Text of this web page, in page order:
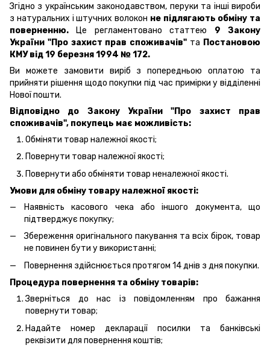
Згідно з українським законодавством, перуки та інші вироби
з натуральних і штучних волокон не підлягають обміну та
поверненню. Це регламентовано статтею 9 Закону
України "Про захист прав споживачів" та Постановою
КМУ від 19 березня 1994 № 172.
Ви можете замовити виріб з попередньою оплатою та
прийняти рішення щодо покупки під час примірки у відділенні
Нової пошти.
Відповідно до Закону України "Про захист прав
споживачів", покупець має можливість:
Обміняти товар належної якості;
Повернути товар належної якості;
Повернути або обміняти товар неналежної якості.
Умови для обміну товару належної якості:
Наявність касового чека або іншого документа, що
підтверджує покупку;
Збереження оригінального пакування та всіх бірок, товар
не повинен бути у використанні;
Повернення здійснюється протягом 14 днів з дня покупки.
Процедура повернення та обміну товарів:
Зверніться до нас із повідомленням про бажання
повернути товар;
Надайте номер декларації посилки та банківські
реквізити для повернення коштів;